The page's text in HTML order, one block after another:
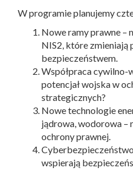
W programie planujemy
Nowe ramy prawne –
NIS2, które zmieniają
bezpieczeństwem.
Współpraca
potencjał wojska w
strategicznych?
Nowe technologie
jądrowa, wodorowa –
ochrony prawnej.
wspierają